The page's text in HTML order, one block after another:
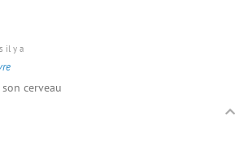
il y a
cerveau